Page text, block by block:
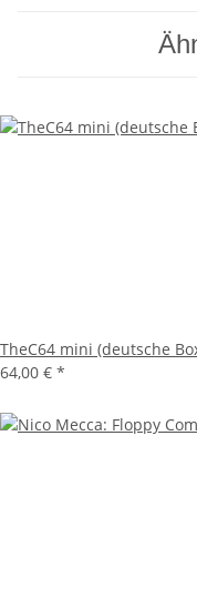
TheC64 mini (deutsche
64,00 € *